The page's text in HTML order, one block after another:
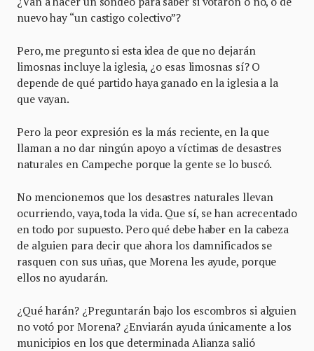
nuevo hay “un castigo colectivo”?
Pero, me pregunto si esta idea de que no dejarán
limosnas incluye la iglesia, ¿o esas limosnas sí? O
depende de qué partido haya ganado en la iglesia a la
que vayan.
Pero la peor expresión es la más reciente, en la que
llaman a no dar ningún apoyo a víctimas de desastres
naturales en Campeche porque la gente se lo buscó.
No mencionemos que los desastres naturales llevan
ocurriendo, vaya, toda la vida. Que sí, se han acrecentado
en todo por supuesto. Pero qué debe haber en la cabeza
de alguien para decir que ahora los damnificados se
rasquen con sus uñas, que Morena les ayude, porque
ellos no ayudarán.
¿Qué harán? ¿Preguntarán bajo los escombros si alguien
no votó por Morena? ¿Enviarán ayuda únicamente a los
municipios en los que determinada Alianza salió